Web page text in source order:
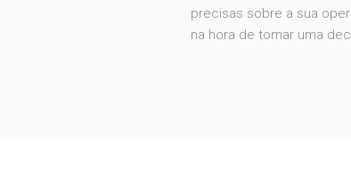
precisas sobre a sua
na hora de tomar uma